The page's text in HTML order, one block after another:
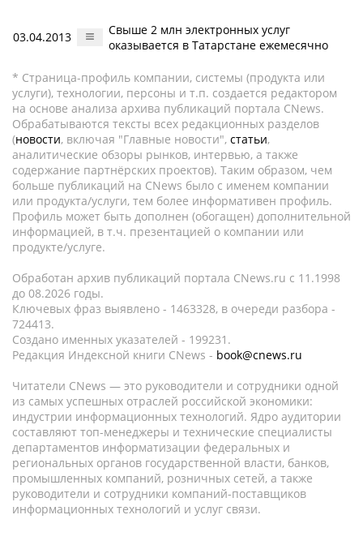
03.04.2013
Свыше 2 млн электронных услуг
оказывается в Татарстане ежемесячно
* Страница-профиль компании, системы (продукта или
услуги), технологии, персоны и т.п. создается редактором
на основе анализа архива публикаций портала CNews.
Обрабатываются тексты всех редакционных разделов
(новости, включая "Главные новости", статьи,
аналитические обзоры рынков, интервью, а также
содержание партнёрских проектов). Таким образом, чем
больше публикаций на CNews было с именем компании
или продукта/услуги, тем более информативен профиль.
Профиль может быть дополнен (обогащен) дополнительной
информацией, в т.ч. презентацией о компании или
продукте/услуге.
Обработан архив публикаций портала CNews.ru c 11.1998
до 08.2026 годы.
Ключевых фраз выявлено - 1463328, в очереди разбора -
724413.
Создано именных указателей - 199231.
Редакция Индексной книги CNews - book@cnews.ru
Читатели CNews — это руководители и сотрудники одной
из самых успешных отраслей российской экономики:
индустрии информационных технологий. Ядро аудитории
составляют топ-менеджеры и технические специалисты
департаментов информатизации федеральных и
региональных органов государственной власти, банков,
промышленных компаний, розничных сетей, а также
руководители и сотрудники компаний-поставщиков
информационных технологий и услуг связи.